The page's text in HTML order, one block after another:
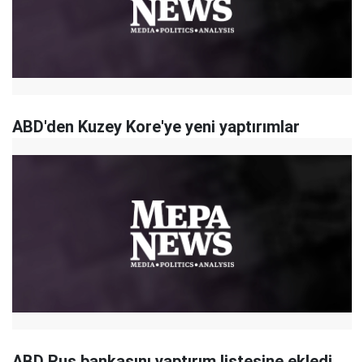
ABD'den Kuzey Kore'ye yeni yaptırımlar